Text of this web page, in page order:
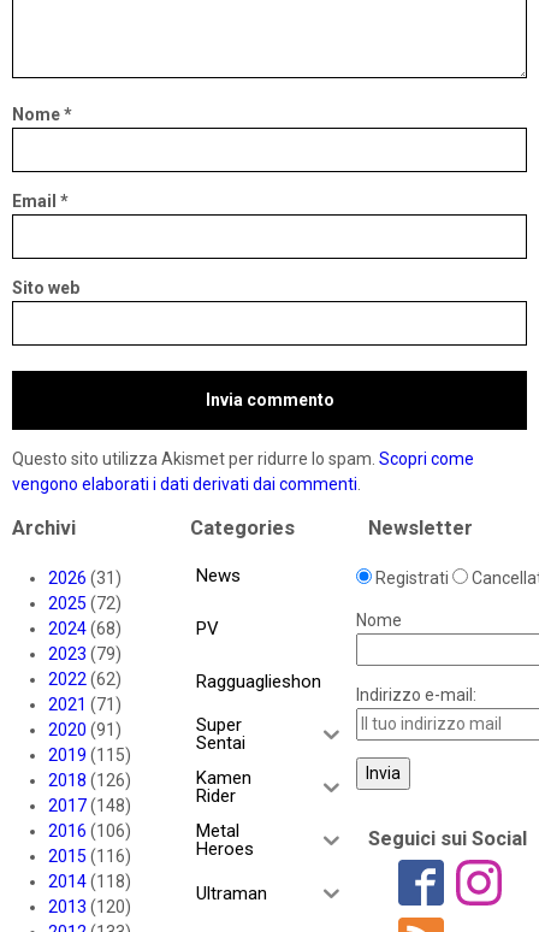
Nome*
Email *
Sito web
Questo sito utilizza Akismet per ridurre lo spam. Scopri come
vengono elaborati i dati derivati dai commenti.
Archivi
2026 (31)
2025 (72)
2024(68)
2023 (79)
2022(62)
2021 (71)
2020 (91)
2019 (115)
2018 (126)
2017(148)
2016 (106)
2015 (116)
2014(118)
2013 (120)
Categories
News
PV
Ragguaglieshon
Super
Sentai
Kamen
Rider
Metal
Heroes
Ultraman
Newsletter
Registrati
Nome
Indirizzo e-mail:
Seguici sui Social